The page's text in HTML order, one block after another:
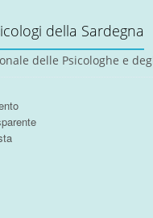
della Sardegna
delle Psicologhe e